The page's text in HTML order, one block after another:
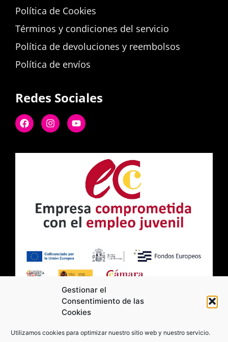
Gestionar el
Consentimiento de las
Cookies
Utilizamos cookies para optimizar nuestro sitio web y nuestro servicio.
Política de Cookies
Términos y condiciones del servicio
Política de devoluciones y reembolsos
Política de envíos
Redes Sociales
2026 Moviltick technologies. Todos los